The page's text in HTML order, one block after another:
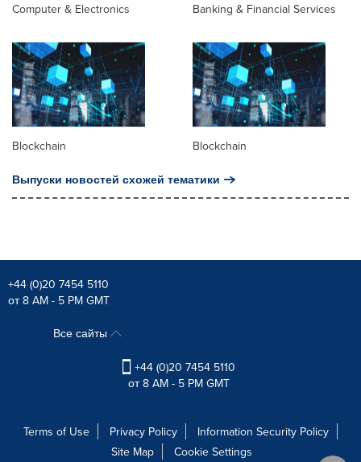
Computer & Electronics Banking & Financial Services
Blockchain Blockchain
Выпуски новостей схожей тематики
+44 (0)20 7454 5110
от 8 AM - 5 PM GMT
Все сайты
+44 (0)20 7454 5110
от 8 AM - 5 PM GMT
Terms of Use Privacy Policy
Information Security Policy
Site Map
Cookie Settings